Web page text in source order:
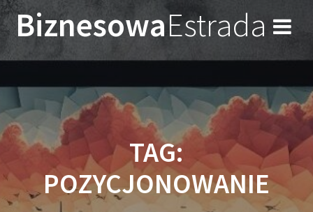
do
treści
BiznesowaEstrada
TAG:
POZYCJONOWANIE